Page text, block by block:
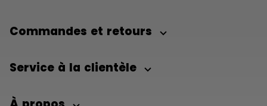
Commandes et retours
Service à la clientèle